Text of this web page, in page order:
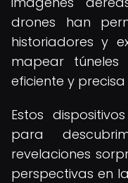
drones han
historiadores y
mapear
eficiente y
Estos
para
revelaciones
perspectivas en